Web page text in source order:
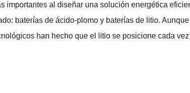
importantes al diseñar una solución energética
baterías de ácido-plomo y baterías de litio.
han hecho que el litio se posicione cada